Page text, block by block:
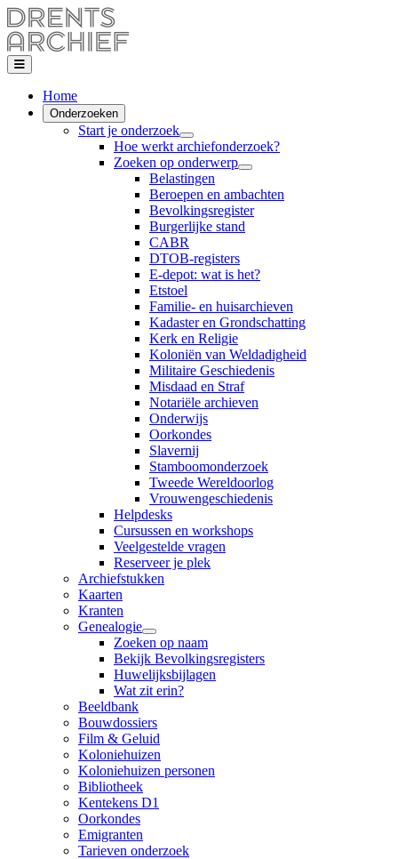
Home
Onderzoeken
Start je onderzoek
Hoe werkt archiefonderzoek?
Zoeken op onderwerp
Belastingen
Beroepen en ambachten
Bevolkingsregister
Burgerlijke stand
CABR
DTOB-registers
E-depot: wat is het?
Etstoel
Familie- en huisarchieven
Kadaster en Grondschatting
Kerk en Religie
Koloniën van Weldadigheid
Militaire Geschiedenis
Misdaad en Straf
Notariële archieven
Onderwijs
Oorkondes
Slavernij
Stamboomonderzoek
Tweede Wereldoorlog
Vrouwengeschiedenis
Helpdesks
Cursussen en workshops
Veelgestelde vragen
Reserveer je plek
Archiefstukken
Kaarten
Kranten
Genealogie
Zoeken op naam
Bekijk Bevolkingsregisters
Huwelijksbijlagen
Wat zit erin?
Beeldbank
Bouwdossiers
Film & Geluid
Koloniehuizen
Koloniehuizen personen
Bibliotheek
Kentekens D1
Oorkondes
Emigranten
Tarieven onderzoek